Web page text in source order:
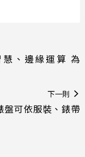
、邊緣運算 為
下一則
可依服裝、錶帶